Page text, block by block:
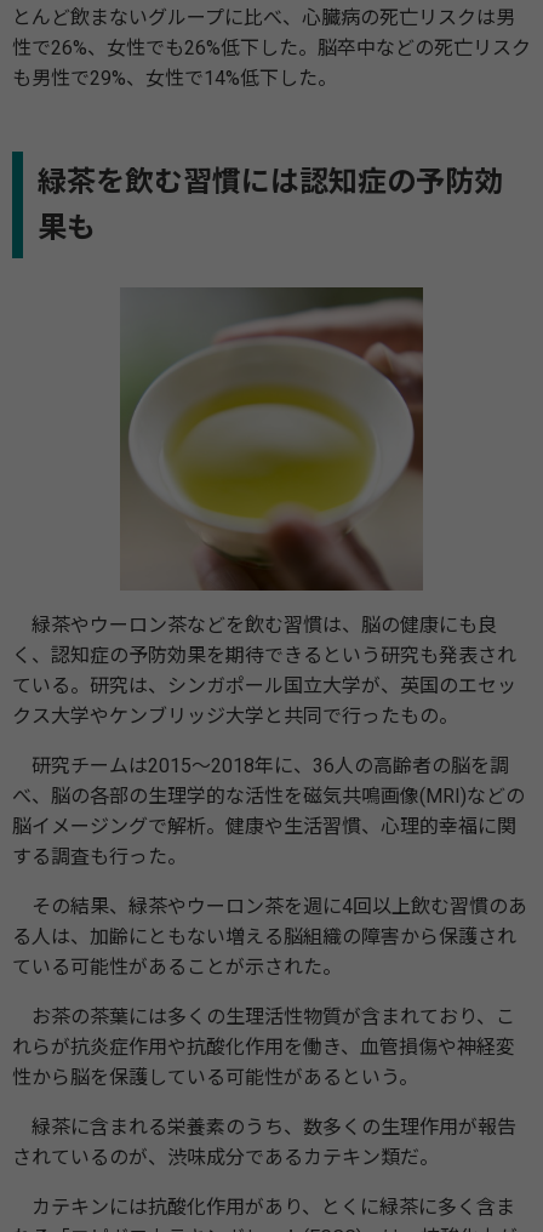
とんど飲まないグループに比べ、心臓病の死亡リスクは男
性で26%、女性でも26%低下した。脳卒中などの死亡リスク
も男性で29%、女性で14%低下した。
緑茶を飲む習慣には認知症の予防効
果も
緑茶やウーロン茶などを飲む習慣は、脳の健康にも良
く、認知症の予防効果を期待できるという研究も発表され
ている。研究は、シンガポール国立大学が、英国のエセッ
クス大学やケンブリッジ大学と共同で行ったもの。
研究チームは2015～2018年に、36人の高齢者の脳を調
べ、脳の各部の生理学的な活性を磁気共鳴画像(MRI)などの
脳イメージングで解析。健康や生活習慣、心理的幸福に関
する調査も行った。
その結果、緑茶やウーロン茶を週に4回以上飲む習慣のあ
る人は、加齢にともない増える脳組織の障害から保護され
ている可能性があることが示された。
お茶の茶葉には多くの生理活性物質が含まれており、こ
れらが抗炎症作用や抗酸化作用を働き、血管損傷や神経変
性から脳を保護している可能性があるという。
緑茶に含まれる栄養素のうち、数多くの生理作用が報告
されているのが、渋味成分であるカテキン類だ。
カテキンには抗酸化作用があり、とくに緑茶に多く含ま